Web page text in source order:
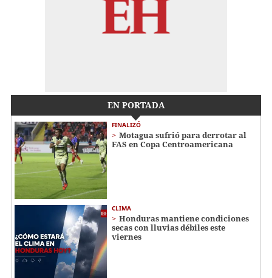
EN PORTADA
FINALIZÓ
Motagua sufrió para derrotar al
FAS en Copa Centroamericana
CLIMA
Honduras mantiene condiciones
secas con lluvias débiles este
viernes